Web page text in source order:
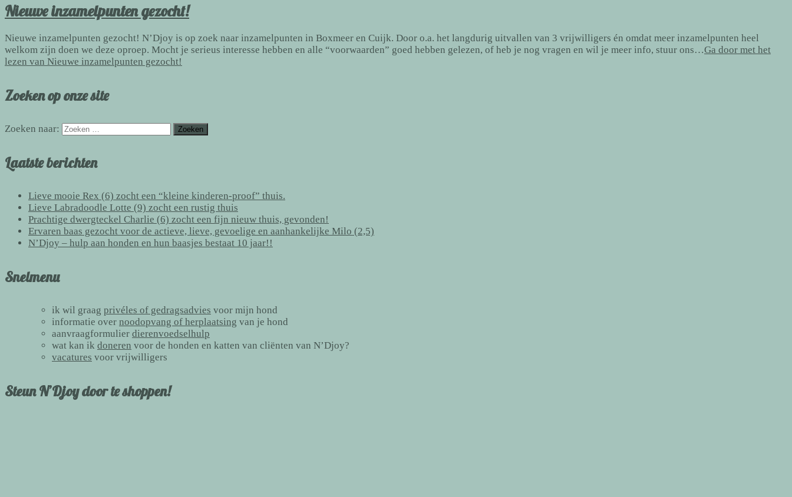
Nieuwe inzamelpunten gezocht!
Nieuwe inzamelpunten gezocht! N’Djoy is op zoek naar inzamelpunten in Boxmeer en Cuijk. Door o.a. het langdurig uitvallen van 3 vrijwilligers én omdat meer inzamelpunten heel
welkom zijn doen we deze oproep. Mocht je serieus interesse hebben en alle “voorwaarden” goed hebben gelezen, of heb je nog vragen en wil je meer info, stuur ons…Ga door met het
lezen van Nieuwe inzamelpunten gezocht!
Zoeken op onze site
Zoeken naar:
Laatste berichten
Lieve mooie Rex (6) zocht een “kleine kinderen-proof” thuis.
Lieve Labradoodle Lotte (9) zocht een rustig thuis
Prachtige dwergteckel Charlie (6) zocht een fijn nieuw thuis, gevonden!
Ervaren baas gezocht voor de actieve, lieve, gevoelige en aanhankelijke Milo (2,5)
N’Djoy – hulp aan honden en hun baasjes bestaat 10 jaar!!
Snelmenu
ik wil graag privéles of gedragsadvies voor mijn hond
informatie over noodopvang of herplaatsing van je hond
aanvraagformulier dierenvoedselhulp
wat kan ik doneren voor de honden en katten van cliënten van N’Djoy?
vacatures voor vrijwilligers
Steun N’Djoy door te shoppen!